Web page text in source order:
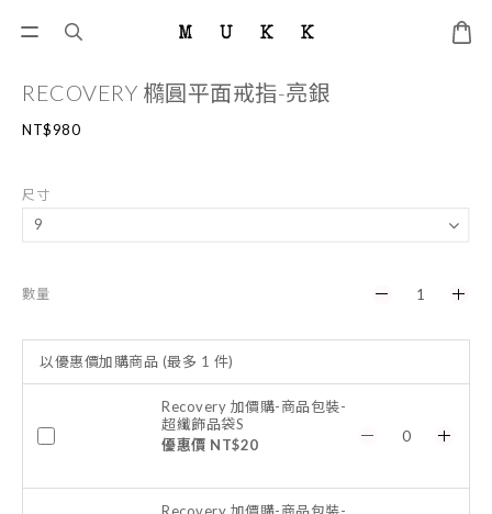
RECOVERY 橢圓平面戒指-亮銀
NT$980
尺寸
數量
以優惠價加購商品 (最多 1 件)
Recovery 加價購-商品包裝-
超纖飾品袋S
優惠價 NT$20